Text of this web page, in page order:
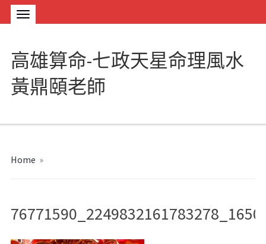
高雄算命-七政天星命理風水
黃鼎頤老師
Home »